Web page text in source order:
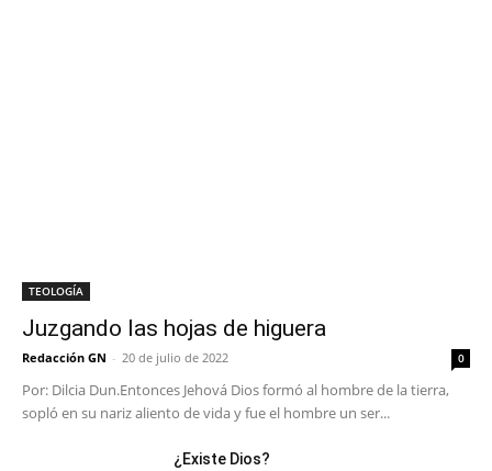
TEOLOGÍA
Juzgando las hojas de higuera
Redacción GN - 20 de julio de 2022 0
Por: Dilcia Dun.Entonces Jehová Dios formó al hombre de la tierra,
sopló en su nariz aliento de vida y fue el hombre un ser...
¿Existe Dios?